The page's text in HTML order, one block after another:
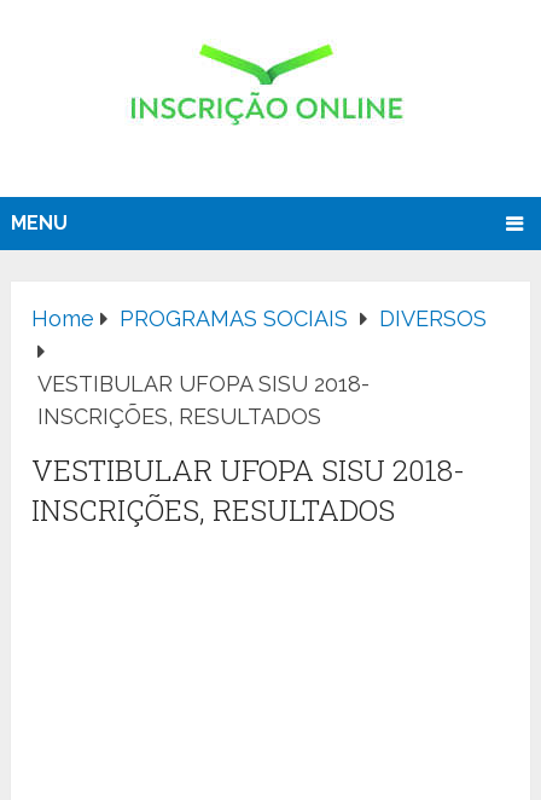
MENU
Home PROGRAMAS SOCIAIS DIVERSOS
VESTIBULAR UFOPA SISU 2018-
INSCRIÇÕES, RESULTADOS
VESTIBULAR UFOPA SISU 2018-
INSCRIÇÕES, RESULTADOS